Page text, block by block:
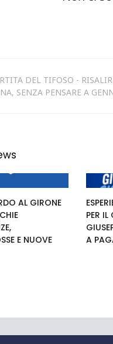
DEL TIFOSO -
SENZA PENSARE A
AL GIRONE
E NUOVE
PER
A